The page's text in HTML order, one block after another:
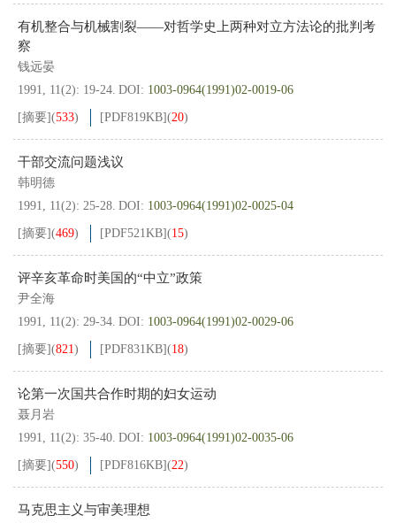
有机整合与机械割裂——对哲学史上两种对立方法论的批判考
察
钱远晏
1991, 11(2): 19-24. DOI: 1003-0964(1991)02-0019-06
[摘要](533) [PDF819KB](20)
干部交流问题浅议
韩明德
1991, 11(2): 25-28. DOI: 1003-0964(1991)02-0025-04
[摘要](469) [PDF521KB](15)
评辛亥革命时美国的“中立”政策
尹全海
1991, 11(2): 29-34. DOI: 1003-0964(1991)02-0029-06
[摘要](821) [PDF831KB](18)
论第一次国共合作时期的妇女运动
聂月岩
1991, 11(2): 35-40. DOI: 1003-0964(1991)02-0035-06
[摘要](550) [PDF816KB](22)
马克思主义与审美理想